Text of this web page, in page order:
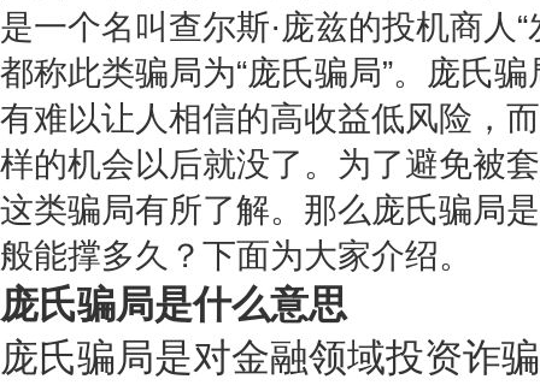
是一个名叫查尔斯·庞兹的投机商人
都称此类骗局为“庞氏骗局”。庞氏
有难以让人相信的高收益低风险，
样的机会以后就没了。为了避免被
这类骗局有所了解。那么庞氏骗局
般能撑多久？下面为大家介绍。
庞氏骗局是什么意思
庞氏骗局是对金融领域投资诈